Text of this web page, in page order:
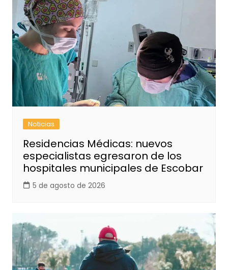
Noticias
Residencias Médicas: nuevos
especialistas egresaron de los
hospitales municipales de Escobar
5 de agosto de 2026